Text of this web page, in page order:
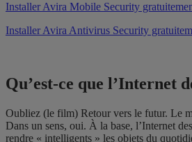
Installer Avira Mobile Security
Installer Avira Antivirus Security
Qu’est-ce que l’Internet
Oubliez (le film) Retour vers le futur. Le
Dans un sens, oui. À la base, l’Internet
rendre « intelligents » les objets du